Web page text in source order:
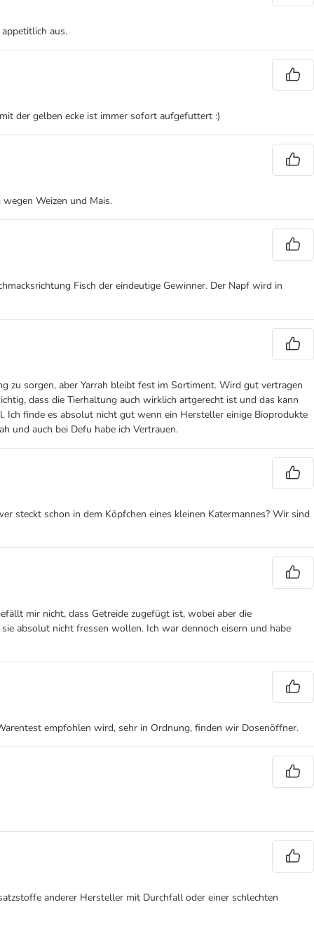
aus.
der gelben ecke ist immer sofort aufgefuttert :)
Weizen und Mais.
Fisch der eindeutige Gewinner. Der Napf wird in
zu sorgen, aber Yarrah bleibt fest im Sortiment. Wird gut vertragen
dass die Tierhaltung auch wirklich artgerecht ist und das kann
Ich finde es absolut nicht gut wenn ein Hersteller einige Bioprodukte
und auch bei Defu habe ich Vertrauen.
steckt schon in dem Köpfchen eines kleinen Katermannes? Wir sind
mir nicht, dass Getreide zugefügt ist, wobei aber die
absolut nicht fressen wollen. Ich war dennoch eisern und habe
empfohlen wird, sehr in Ordnung, finden wir Dosenöffner.
anderer Hersteller mit Durchfall oder einer schlechten